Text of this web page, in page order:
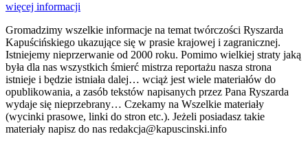
więcej informacji
Gromadzimy wszelkie informacje na temat twórczości Ryszarda
Kapuścińskiego ukazujące się w prasie krajowej i zagranicznej.
Istniejemy nieprzerwanie od 2000 roku. Pomimo wielkiej straty jaką
była dla nas wszystkich śmierć mistrza reportażu nasza strona
istnieje i będzie istniała dalej… wciąż jest wiele materiałów do
opublikowania, a zasób tekstów napisanych przez Pana Ryszarda
wydaje się nieprzebrany… Czekamy na Wszelkie materiały
(wycinki prasowe, linki do stron etc.). Jeżeli posiadasz takie
materiały napisz do nas redakcja@kapuscinski.info